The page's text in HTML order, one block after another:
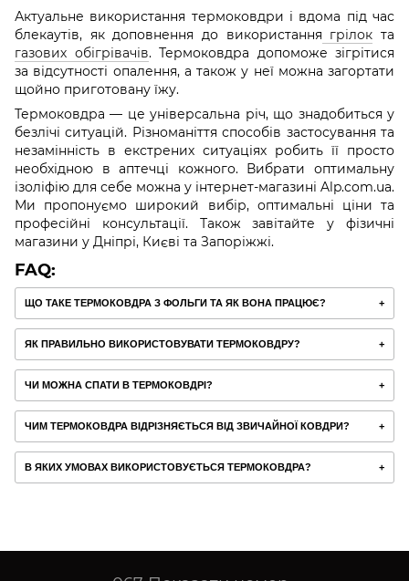
Актуальне використання термоковдри і вдома під час
блекаутів, як доповнення до використання грілок та
газових обігрівачів. Термоковдра допоможе зігрітися
за відсутності опалення, а також у неї можна загортати
щойно приготовану їжу.
Термоковдра — це універсальна річ, що знадобиться у
безлічі ситуацій. Різноманіття способів застосування та
незамінність в екстрених ситуаціях робить її просто
необхідною в аптечці кожного. Вибрати оптимальну
ізоліфію для себе можна у інтернет-магазині Alp.com.ua.
Ми пропонуємо широкий вибір, оптимальні ціни та
професійні консультації. Також завітайте у фізичні
магазини у Дніпрі, Києві та Запоріжжі.
FAQ:
ЩО ТАКЕ ТЕРМОКОВДРА З ФОЛЬГИ ТА ЯК ВОНА ПРАЦЮЄ?
ЯК ПРАВИЛЬНО ВИКОРИСТОВУВАТИ ТЕРМОКОВДРУ?
ЧИ МОЖНА СПАТИ В ТЕРМОКОВДРІ?
ЧИМ ТЕРМОКОВДРА ВІДРІЗНЯЄТЬСЯ ВІД ЗВИЧАЙНОЇ КОВДРИ?
В ЯКИХ УМОВАХ ВИКОРИСТОВУЄТЬСЯ ТЕРМОКОВДРА?